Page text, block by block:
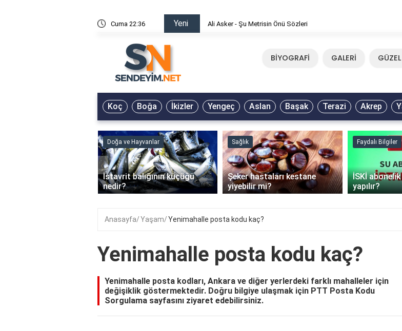
Cuma 22:36 Yeni Ali Asker - Şu Metrisin Önü Sözleri
BİYOGRAFİ GALERİ
Koç Boğa İkizler Yengeç Aslan Başak Terazi Akrep
Doğa ve Hayvanlar
İstavrit balığının küçüğü
nedir?
Sağlık
Şeker hastaları kestane
yiyebilir mi?
Faydalı Bilgiler
İSKİ
yapılır?
‹
Anasayfa Yaşam Yenimahalle posta kodu kaç?
Yenimahalle posta kodu kaç?
Yenimahalle posta kodları, Ankara ve diğer yerlerdeki farklı mahalleler için
değişiklik göstermektedir. Doğru bilgiye ulaşmak için PTT Posta Kodu
Sorgulama sayfasını ziyaret edebilirsiniz.